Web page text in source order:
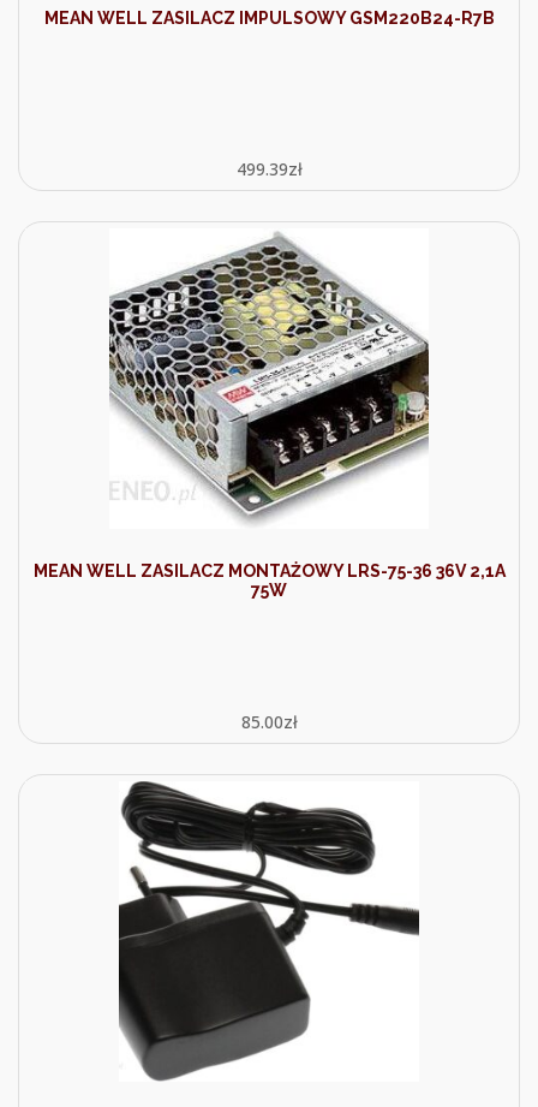
MEAN WELL ZASILACZ IMPULSOWY GSM220B24-R7B
499.39zł
MEAN WELL ZASILACZ MONTAŻOWY LRS-75-36 36V 2,1A
75W
85.00zł